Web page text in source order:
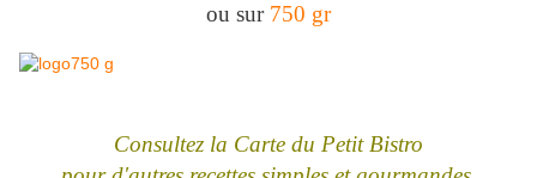
ou sur 750 gr
Consultez la Carte du Petit Bistro